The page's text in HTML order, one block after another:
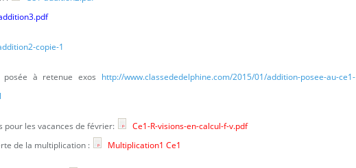
copie-1
posée à retenue exos http://www.classededelphine.com/2015/01/addition-posee-au-ce1-
pour les vacances de février:
Ce1-R-visions-en-calcul-f-v.pdf
de la multiplication :
Multiplication1 Ce1